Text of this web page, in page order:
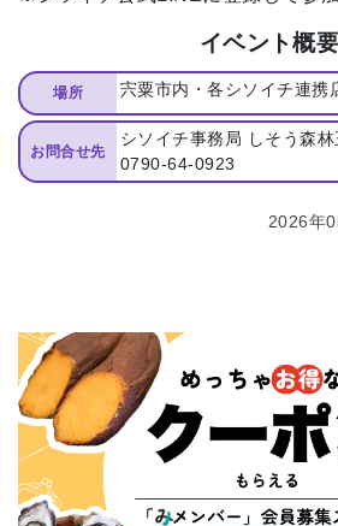
イベント概要
場所 宍粟市内・各シソイチ連携
お問合せ先
シソイチ事務局 しそう森
0790-64-0923
2026年